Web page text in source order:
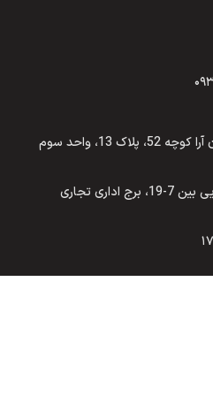
تهران: یوسف‌آباد، خیابان جهان آرا کوچه 52، پلاک 13، واحد سوم
مشهد: احمدآباد خیابان راهنمایی بین 7-19، برج اداری تجاری